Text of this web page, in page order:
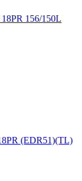
156/150L
(EDR51)(TL)